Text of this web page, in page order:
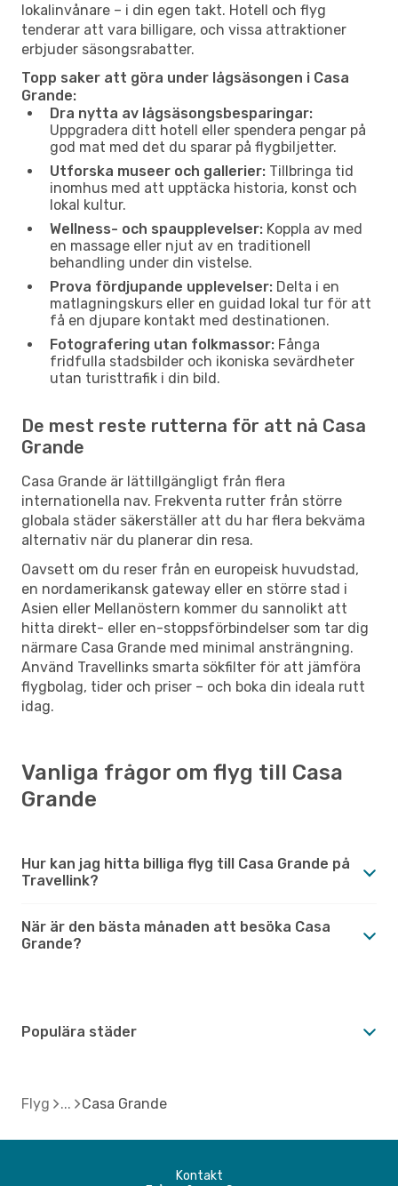
lokalinvånare – i din egen takt. Hotell och flyg
tenderar att vara billigare, och vissa attraktioner
erbjuder säsongsrabatter.
Topp saker att göra under lågsäsongen i Casa
Grande:
Dra nytta av lågsäsongsbesparingar:
Uppgradera ditt hotell eller spendera pengar på
god mat med det du sparar på flygbiljetter.
Utforska museer och gallerier: Tillbringa tid
inomhus med att upptäcka historia, konst och
lokal kultur.
Wellness- och spaupplevelser: Koppla av med
en massage eller njut av en traditionell
behandling under din vistelse.
Prova fördjupande upplevelser: Delta i en
matlagningskurs eller en guidad lokal tur för att
få en djupare kontakt med destinationen.
Fotografering utan folkmassor: Fånga
fridfulla stadsbilder och ikoniska sevärdheter
utan turisttrafik i din bild.
De mest reste rutterna för att nå Casa
Grande
Casa Grande är lättillgängligt från flera
internationella nav. Frekventa rutter från större
globala städer säkerställer att du har flera bekväma
alternativ när du planerar din resa.
Oavsett om du reser från en europeisk huvudstad,
en nordamerikansk gateway eller en större stad i
Asien eller Mellanöstern kommer du sannolikt att
hitta direkt- eller en-stoppsförbindelser som tar dig
närmare Casa Grande med minimal ansträngning.
Använd Travellinks smarta sökfilter för att jämföra
flygbolag, tider och priser – och boka din ideala rutt
idag.
Vanliga frågor om flyg till Casa
Grande
Hur kan jag hitta billiga flyg till Casa Grande på
Travellink?
När är den bästa månaden att besöka Casa
Grande?
Populära städer
Flyg Casa Grande
Kontakt